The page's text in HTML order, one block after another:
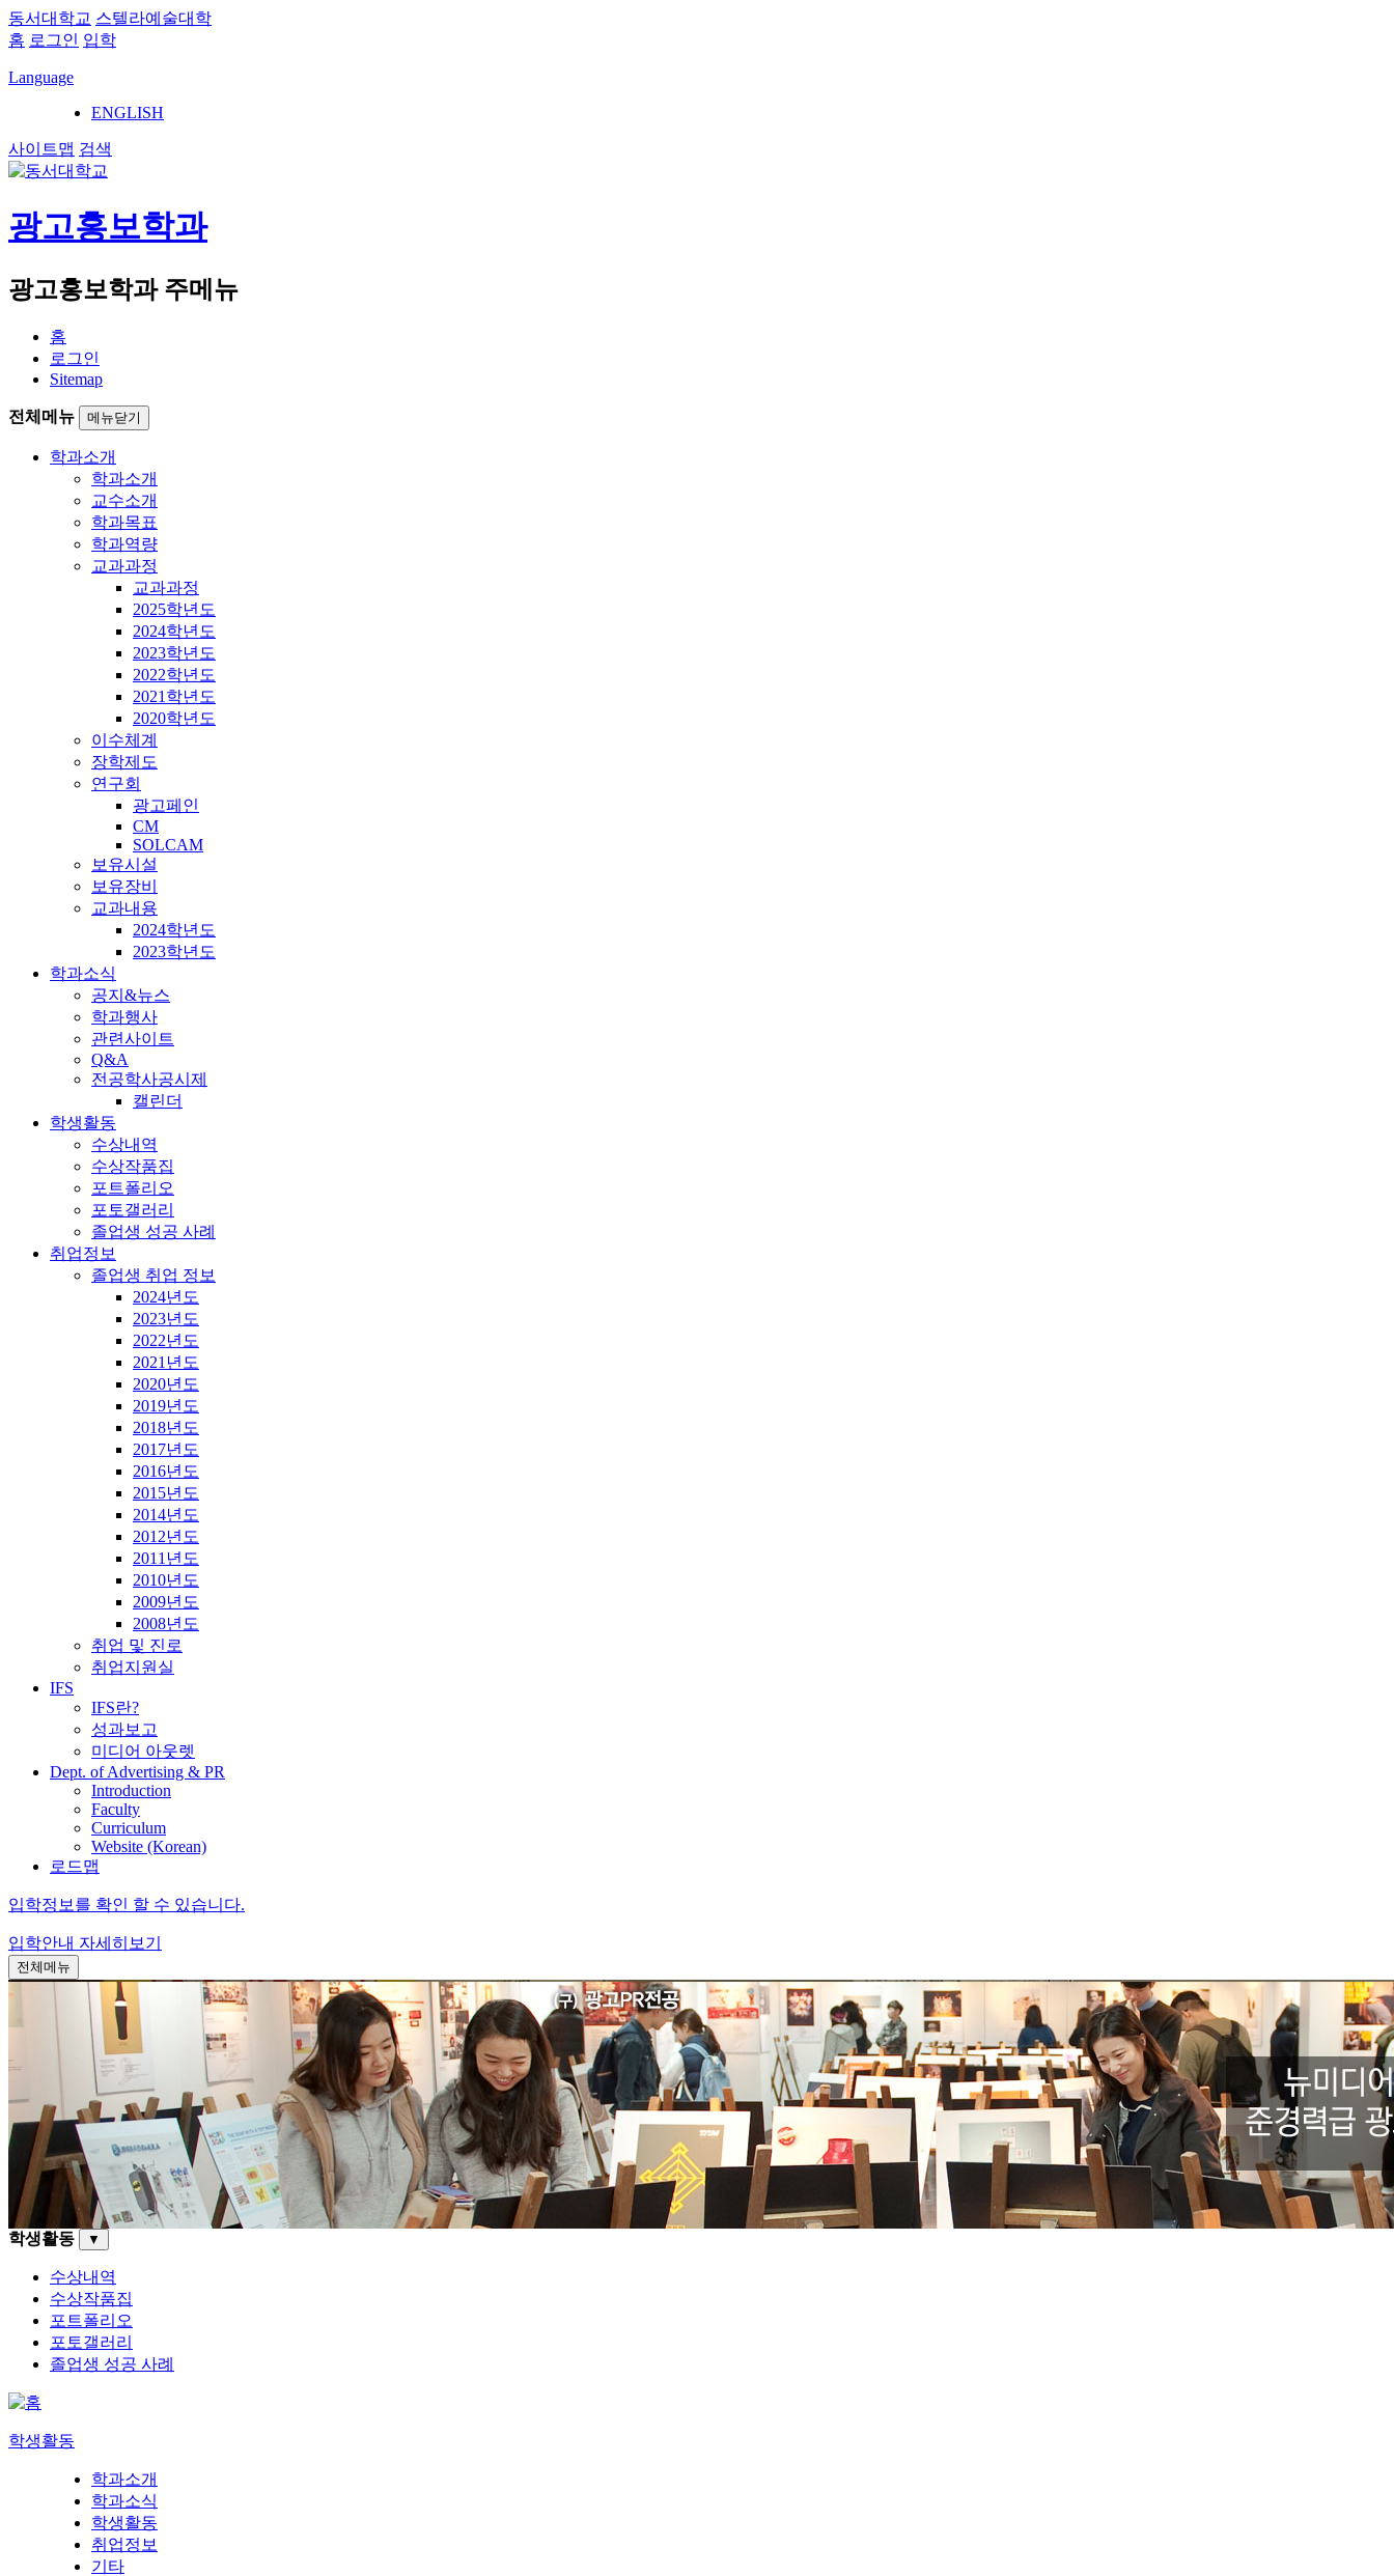
동서대학교 스텔라예술대학
홈 로그인 입학
Language
ENGLISH
사이트맵 검색
광고홍보학과
광고홍보학과 주메뉴
홈
로그인
Sitemap
전체메뉴 메뉴닫기
학과소개
학과소개
교수소개
학과목표
학과역량
교과과정
교과과정
2025학년도
2024학년도
2023학년도
2022학년도
2021학년도
2020학년도
이수체계
장학제도
연구회
광고페인
CM
SOLCAM
보유시설
보유장비
교과내용
2024학년도
2023학년도
학과소식
공지&뉴스
학과행사
관련사이트
Q&A
전공학사공시제
캘린더
학생활동
수상내역
수상작품집
포트폴리오
포토갤러리
졸업생 성공 사례
취업정보
졸업생 취업 정보
2024년도
2023년도
2022년도
2021년도
2020년도
2019년도
2018년도
2017년도
2016년도
2015년도
2014년도
2012년도
2011년도
2010년도
2009년도
2008년도
취업 및 진로
취업지원실
IFS
IFS란?
성과보고
미디어 아웃렛
Dept. of Advertising & PR
Introduction
Faculty
Curriculum
Website (Korean)
로드맵
입학정보를 확인 할 수 있습니다.
입학안내 자세히보기
전체메뉴
학생활동 ▼
수상내역
수상작품집
포트폴리오
포토갤러리
졸업생 성공 사례
학생활동
학과소개
학과소식
학생활동
취업정보
기타